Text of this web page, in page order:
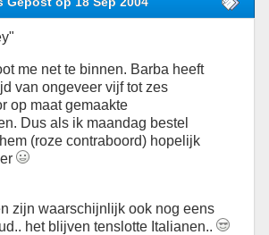
me net te binnen. Barba heeft
van ongeveer vijf tot zes
op maat gemaakte
Dus als ik maandag bestel
(roze contraboord) hopelijk
zijn waarschijnlijk ook nog eens
het blijven tenslotte Italianen..